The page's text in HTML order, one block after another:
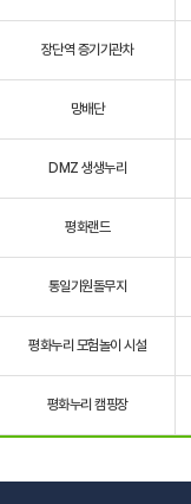
장단역 증기기관차
망배단
DMZ 생생누리
평화랜드
통일기원돌무지
평화누리 모험놀이 시설
평화누리 캠핑장